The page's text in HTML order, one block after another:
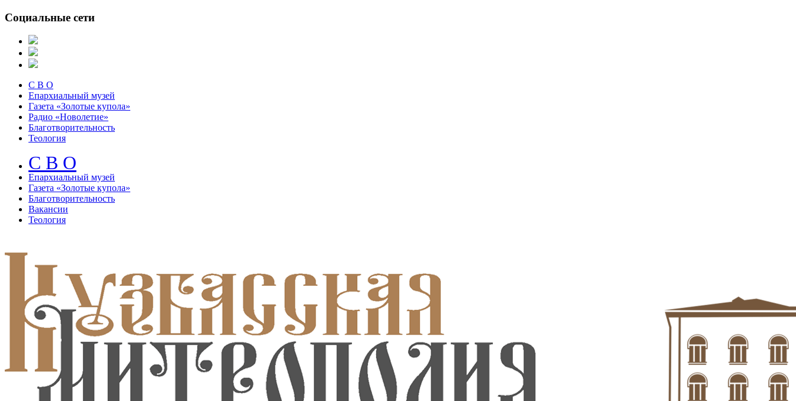
Социальные сети
С В О
Епархиальный музей
Газета «Золотые купола»
Радио «Новолетие»
Благотворительность
Теология
С В О
Епархиальный музeй
Газета «Золотые купола»
Благотворительность
Вакансии
Теология